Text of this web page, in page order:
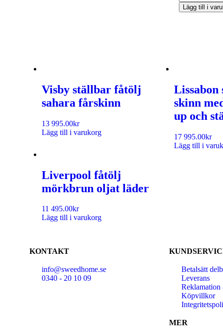
Lägg till i
Visby ställbar fåtölj
sahara fårskinn
13 995.00kr
Lägg till i varukorg
skinn
up och
17 995.00kr
Lägg till i
Liverpool fåtölj
mörkbrun oljat läder
11 495.00kr
Lägg till i varukorg
KONTAKT
info@sweedhome.se
0340 - 20 10 09
Betalsätt
Leverans
Reklamation
Köpvillkor
MER